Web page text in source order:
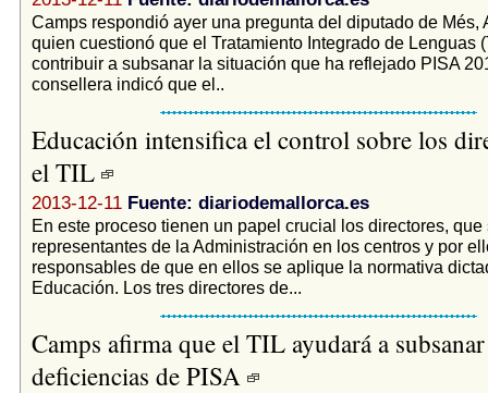
Camps respondió ayer una pregunta del diputado de Més,
quien cuestionó que el Tratamiento Integrado de Lenguas
contribuir a subsanar la situación que ha reflejado PISA
consellera indicó que el..
Educación intensifica el control sobre los
el TIL
2013-12-11 Fuente: diariodemallorca.es
En este proceso tienen un papel crucial los directores, que
representantes de la Administración en los centros y por
responsables de que en ellos se aplique la normativa
Educación. Los tres directores de...
Camps afirma que el TIL ayudará a
deficiencias de PISA